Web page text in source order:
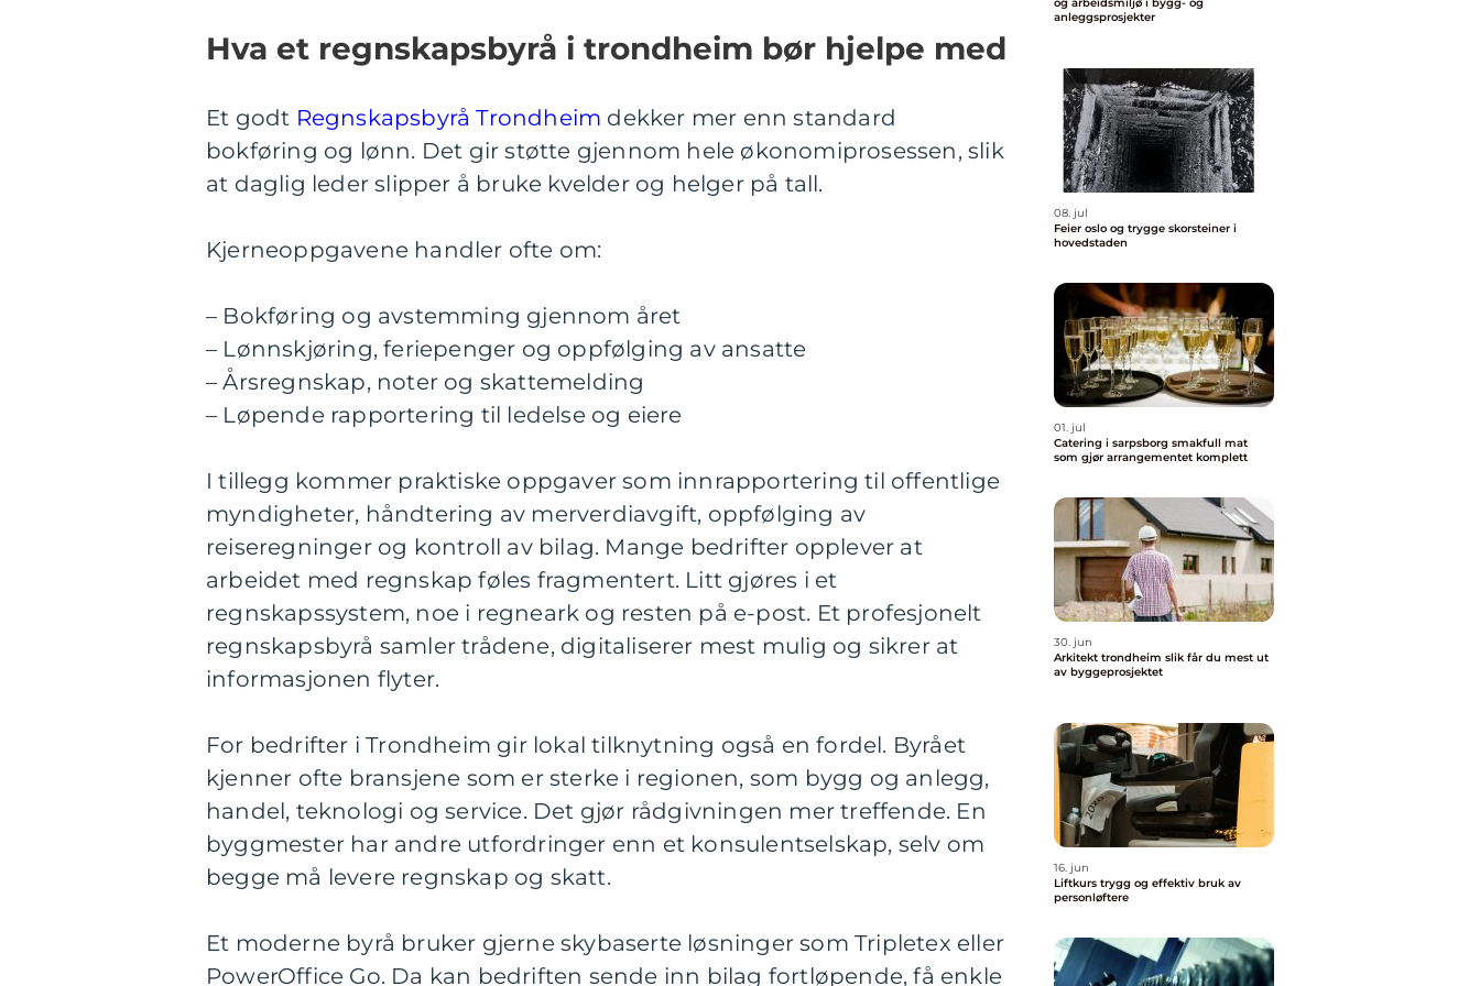
Hva et regnskapsbyrå i trondheim bør hjelpe med
Et godt Regnskapsbyrå Trondheim dekker mer enn standard
bokføring og lønn. Det gir støtte gjennom hele økonomiprosessen, slik
at daglig leder slipper å bruke kvelder og helger på tall.
Kjerneoppgavene handler ofte om:
– Bokføring og avstemming gjennom året
– Lønnskjøring, feriepenger og oppfølging av ansatte
– Årsregnskap, noter og skattemelding
– Løpende rapportering til ledelse og eiere
I tillegg kommer praktiske oppgaver som innrapportering til offentlige
myndigheter, håndtering av merverdiavgift, oppfølging av
reiseregninger og kontroll av bilag. Mange bedrifter opplever at
arbeidet med regnskap føles fragmentert. Litt gjøres i et
regnskapssystem, noe i regneark og resten på e-post. Et profesjonelt
regnskapsbyrå samler trådene, digitaliserer mest mulig og sikrer at
informasjonen flyter.
For bedrifter i Trondheim gir lokal tilknytning også en fordel. Byrået
kjenner ofte bransjene som er sterke i regionen, som bygg og anlegg,
handel, teknologi og service. Det gjør rådgivningen mer treffende. En
byggmester har andre utfordringer enn et konsulentselskap, selv om
begge må levere regnskap og skatt.
Et moderne byrå bruker gjerne skybaserte løsninger som Tripletex eller
PowerOffice Go. Da kan bedriften sende inn bilag fortløpende, få enkle
anleggsprosjekter
08. jul
Feier oslo og trygge skorsteiner i
hovedstaden
01. jul
Catering i sarpsborg smakfull mat
som gjør arrangementet komplett
30. jun
Arkitekt trondheim slik får du mest ut
av byggeprosjektet
16. jun
Liftkurs trygg og effektiv bruk av
personløftere